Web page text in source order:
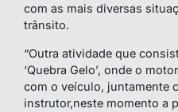
com as mais diversas
trânsito.
“Outra atividade que
‘Quebra Gelo’, onde o
com o veículo, juntamente
instrutor,neste momento a